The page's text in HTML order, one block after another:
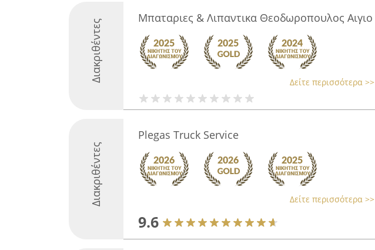
Διακριθέντες
Μπαταριες & Λιπαντικα Θεοδωροπουλος Αιγιο
Δείτε περισσότερα >>
Διακριθέντες
Plegas Truck Service
Δείτε περισσότερα >>
9.6